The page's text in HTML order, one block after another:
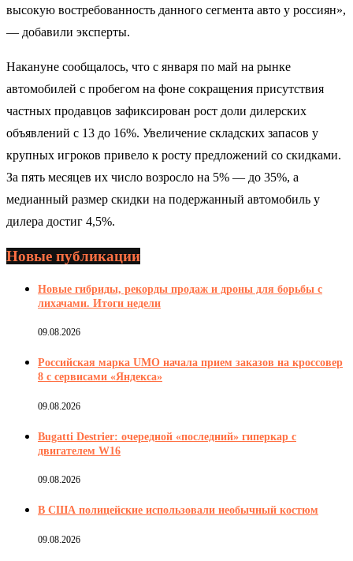
высокую востребованность данного сегмента авто у россиян»,
— добавили эксперты.
Накануне сообщалось, что с января по май на рынке
автомобилей с пробегом на фоне сокращения присутствия
частных продавцов зафиксирован рост доли дилерских
объявлений с 13 до 16%. Увеличение складских запасов у
крупных игроков привело к росту предложений со скидками.
За пять месяцев их число возросло на 5% — до 35%, а
медианный размер скидки на подержанный автомобиль у
дилера достиг 4,5%.
Новые публикации
Новые гибриды, рекорды продаж и дроны для борьбы с
лихачами. Итоги недели
09.08.2026
Российская марка UMO начала прием заказов на кроссовер
8 с сервисами «Яндекса»
09.08.2026
Bugatti Destrier: очередной «последний» гиперкар с
двигателем W16
09.08.2026
В США полицейские использовали необычный костюм
09.08.2026